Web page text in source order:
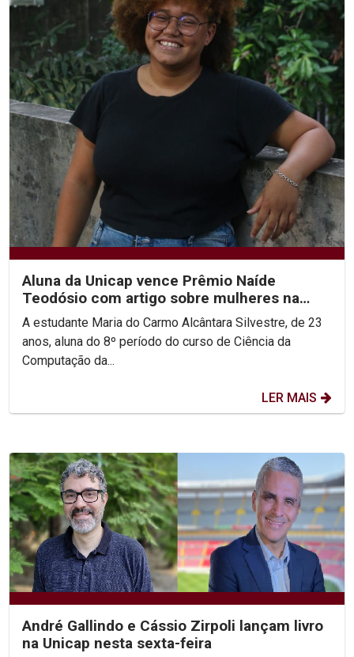
Aluna da Unicap vence Prêmio Naíde
Teodósio com artigo sobre mulheres na
área de STEM
A estudante Maria do Carmo Alcântara Silvestre, de 23
anos, aluna do 8º período do curso de Ciência da
Computação da...
LER MAIS
André Gallindo e Cássio Zirpoli lançam livro
na Unicap nesta sexta-feira